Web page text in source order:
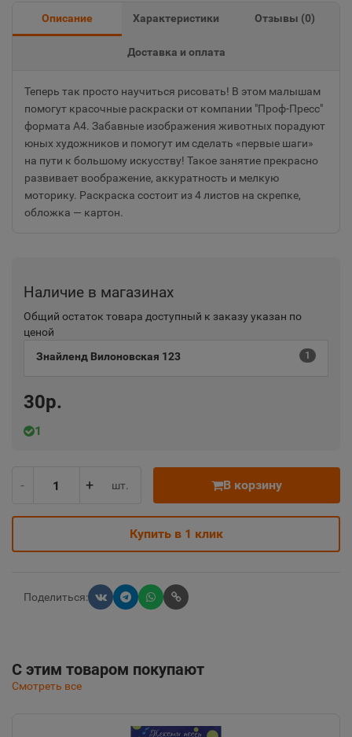
Описание Характеристики Отзывы (0)
Доставка и оплата
Теперь так просто научиться рисовать! В этом малышам
помогут красочные раскраски от компании "Проф-Пресс"
формата А4. Забавные изображения животных порадуют
юных художников и помогут им сделать «первые шаги»
на пути к большому искусству! Такое занятие прекрасно
развивает воображение, аккуратность и мелкую
моторику. Раскраска состоит из 4 листов на скрепке,
обложка — картон.
Наличие в магазинах
Общий остаток товара доступный к заказу указан по
ценой
Знайленд Вилоновская 123
1
30р.
1
- + шт. В корзину
Купить в 1 клик
Поделиться:
С этим товаром покупают
Смотреть все